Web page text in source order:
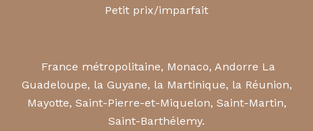
Petit prix/imparfait
France métropolitaine, Monaco, Andorre La
Guadeloupe, la Guyane, la Martinique, la Réunion,
Mayotte, Saint-Pierre-et-Miquelon, Saint-Martin,
Saint-Barthélemy.